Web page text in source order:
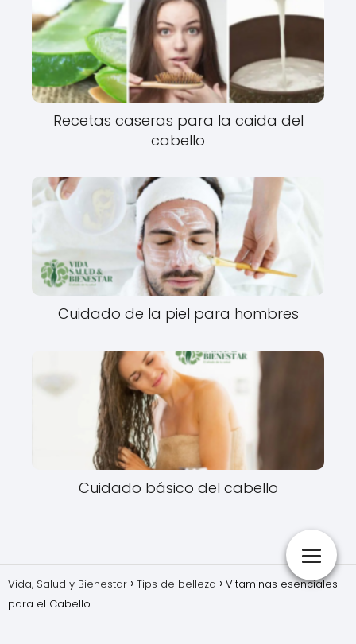
Recetas caseras para la caida del
cabello
Cuidado de la piel para hombres
Cuidado básico del cabello
Vida, Salud y Bienestar Tips de belleza
Vitaminas esenciales
para el Cabello